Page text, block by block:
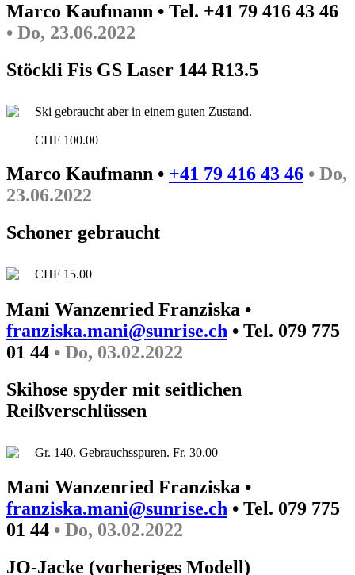
Marco Kaufmann • Tel. +41 79 416 43 46
• Do, 23.06.2022
Stöckli Fis GS Laser 144 R13.5
Ski gebraucht aber in einem guten Zustand.
CHF 100.00
Marco Kaufmann • +41 79 416 43 46 • Do,
23.06.2022
Schoner gebraucht
CHF 15.00
Mani Wanzenried Franziska •
franziska.mani@sunrise.ch • Tel. 079 775
01 44 • Do, 03.02.2022
Skihose spyder mit seitlichen
Reißverschlüssen
Gr. 140. Gebrauchsspuren. Fr. 30.00
Mani Wanzenried Franziska •
franziska.mani@sunrise.ch • Tel. 079 775
01 44 • Do, 03.02.2022
JO-Jacke (vorheriges Modell)